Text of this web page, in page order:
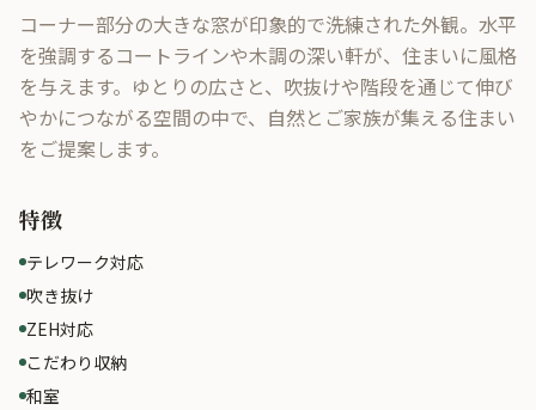
コーナー部分の大きな窓が印象的で洗練された外観。水平
を強調するコートラインや木調の深い軒が、住まいに風格
を与えます。ゆとりの広さと、吹抜けや階段を通じて伸び
やかにつながる空間の中で、自然とご家族が集える住まい
をご提案します。
特徴
テレワーク対応
吹き抜け
ZEH対応
こだわり収納
和室